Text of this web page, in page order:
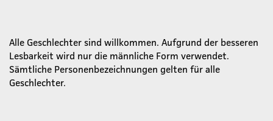
Alle Geschlechter sind willkommen. Aufgrund der besseren
Lesbarkeit wird nur die männliche Form verwendet.
Sämtliche Personenbezeichnungen gelten für alle
Geschlechter.